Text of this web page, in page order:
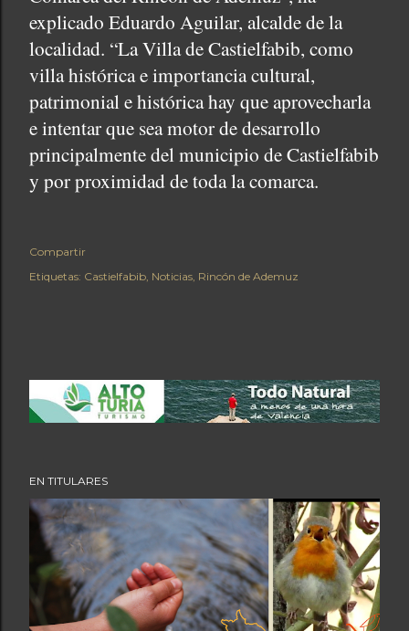
explicado Eduardo Aguilar, alcalde de la
localidad. “La Villa de Castielfabib, como
villa histórica e importancia cultural,
patrimonial e histórica hay que aprovecharla
e intentar que sea motor de desarrollo
principalmente del municipio de Castielfabib
y por proximidad de toda la comarca.
Compartir
Etiquetas: Castielfabib Noticias Rincón de Ademuz
EN TITULARES